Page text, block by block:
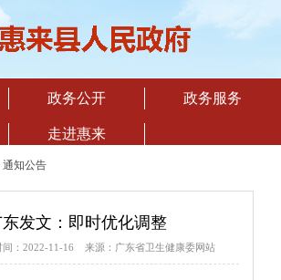
政务公开 政务服务
走进惠来
通知公告
东发文：即时优化调整
间：2022-11-16 来源：广东省卫生健康委网站